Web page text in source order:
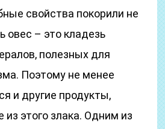
свойства покорили не
овес – это кладезь
полезных для
Поэтому не менее
и другие продукты,
из этого злака. Одним из